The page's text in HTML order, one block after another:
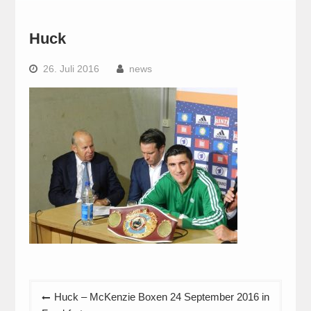
Huck
26. Juli 2016 news
Beitragsnavigation
Huck – McKenzie Boxen 24 September 2016 in